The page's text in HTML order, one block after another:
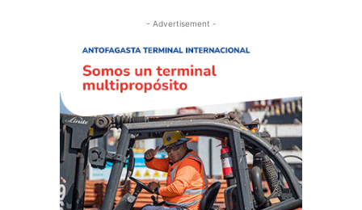
- Advertisement -